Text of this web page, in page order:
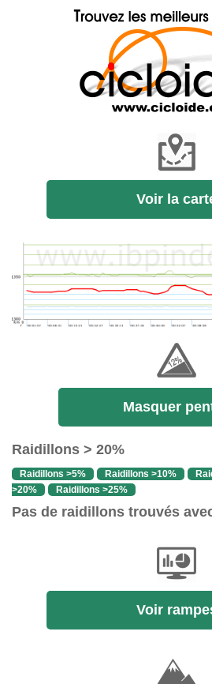
Voir la
Masquer
Raidillons > 20%
Raidillons >5% Raidillons >10%
>20%
Raidillons >25%
Pas de raidillons trouvés
Voir